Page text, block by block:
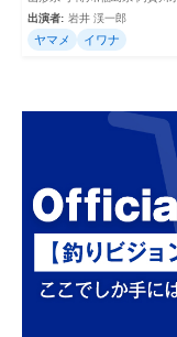
出演者: 岩井 渓一郎
ヤマメ イワナ